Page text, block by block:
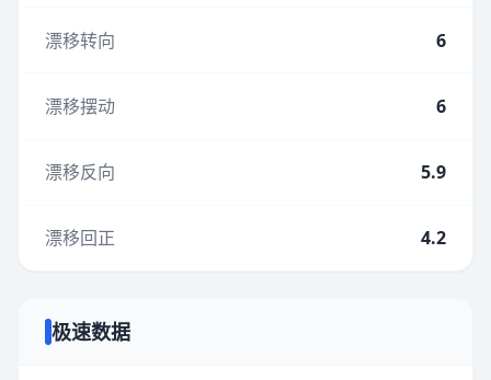
漂移转向 6
漂移摆动 6
漂移反向 5.9
漂移回正 4.2
极速数据